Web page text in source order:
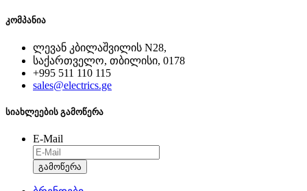
კომპანია
ლევან კბილაშვილის N28,
საქართველო, თბილისი, 0178
+995 511 110 115
sales@electrics.ge
სიახლეების გამოწერა
E-Mail
გამოწერა